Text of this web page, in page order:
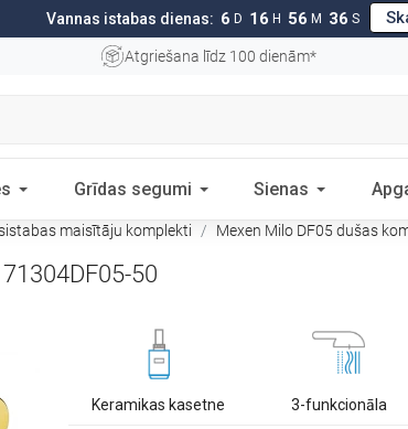
Vannas istabas dienas: 6 D 16 H 56 M 35 S
Atgriešana līdz 100 dienām*
Grīdas segumi Sienas
maisītāju komplekti Mexen Milo DF05 dušas
50
Keramikas kasetne 3-funkcionāla